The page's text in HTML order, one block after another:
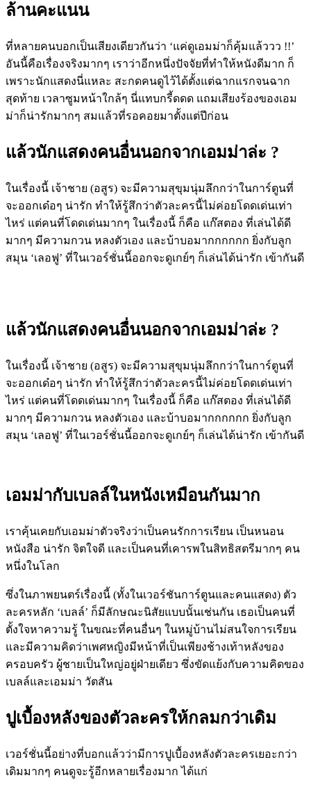
ล้านคะแนน
ที่หลายคนบอกเป็นเสียงเดียวกันว่า ‘แค่ดูเอมม่าก็คุ้มแล้ววว !!’
อันนี้คือเรื่องจริงมากๆ เราว่าอีกหนึ่งปัจจัยที่ทำให้หนังดีมาก ก็
เพราะนักแสดงนี่แหละ สะกดคนดูไว้ได้ตั้งแต่ฉากแรกจนฉาก
สุดท้าย เวลาซูมหน้าใกล้ๆ นี่แทบกรี้ดดด แถมเสียงร้องของเอม
ม่าก็น่ารักมากๆ สมแล้วที่รอคอยมาตั้งแต่ปีก่อน
แล้วนักแสดงคนอื่นนอกจากเอมม่าล่ะ ?
ในเรื่องนี้ เจ้าชาย (อสูร) จะมีความสุขุมนุ่มลึกกว่าในการ์ตูนที่
จะออกเด๋อๆ น่ารัก ทำให้รู้สึกว่าตัวละครนี้ไม่ค่อยโดดเด่นเท่า
ไหร่ แต่คนที่โดดเด่นมากๆ ในเรื่องนี้ ก็คือ แก๊สตอง ที่เล่นได้ดี
มากๆ มีความกวน หลงตัวเอง และบ้าบอมากกกกกก ยิ่งกับลูก
สมุน ‘เลอฟู’ ที่ในเวอร์ชั่นนี้ออกจะดูเกย์ๆ ก็เล่นได้น่ารัก เข้ากันดี
แล้วนักแสดงคนอื่นนอกจากเอมม่าล่ะ ?
ในเรื่องนี้ เจ้าชาย (อสูร) จะมีความสุขุมนุ่มลึกกว่าในการ์ตูนที่
จะออกเด๋อๆ น่ารัก ทำให้รู้สึกว่าตัวละครนี้ไม่ค่อยโดดเด่นเท่า
ไหร่ แต่คนที่โดดเด่นมากๆ ในเรื่องนี้ ก็คือ แก๊สตอง ที่เล่นได้ดี
มากๆ มีความกวน หลงตัวเอง และบ้าบอมากกกกกก ยิ่งกับลูก
สมุน ‘เลอฟู’ ที่ในเวอร์ชั่นนี้ออกจะดูเกย์ๆ ก็เล่นได้น่ารัก เข้ากันดี
เอมม่ากับเบลล์ในหนังเหมือนกันมาก
เราคุ้นเคยกับเอมม่าตัวจริงว่าเป็นคนรักการเรียน เป็นหนอน
หนังสือ น่ารัก จิตใจดี และเป็นคนที่เคารพในสิทธิสตรีมากๆ คน
หนึ่งในโลก
ซึ่งในภาพยนตร์เรื่องนี้ (ทั้งในเวอร์ชันการ์ตูนและคนแสดง) ตัว
ละครหลัก ‘เบลล์’ ก็มีลักษณะนิสัยแบบนั้นเช่นกัน เธอเป็นคนที่
ตั้งใจหาความรู้ ในขณะที่คนอื่นๆ ในหมู่บ้านไม่สนใจการเรียน
และมีความคิดว่าเพศหญิงมีหน้าที่เป็นเพียงช้างเท้าหลังของ
ครอบครัว ผู้ชายเป็นใหญ่อยู่ฝ่ายเดียว ซึ่งขัดแย้งกับความคิดของ
เบลล์และเอมม่า วัตสัน
ปูเบื้องหลังของตัวละครให้กลมกว่าเดิม
เวอร์ชั่นนี้อย่างที่บอกแล้วว่ามีการปูเบื้องหลังตัวละครเยอะกว่า
เดิมมากๆ คนดูจะรู้อีกหลายเรื่องมาก ได้แก่